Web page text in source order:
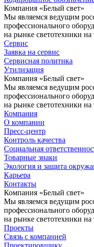
Компания «Белый свет»
Мы являемся ведущим
профессионального
на рынке светотехники
Сервис
Заявка на сервис
Сервисная политика
Утилизация
Компания «Белый свет»
Мы являемся ведущим
профессионального
на рынке светотехники
Компания
О компании
Пресс-центр
Контроль качества
Социальная
Товарные знаки
Экология и защита
Карьера
Контакты
Компания «Белый свет»
Мы являемся ведущим
профессионального
на рынке светотехники
Проекты
Связь с компанией
Проектировщику